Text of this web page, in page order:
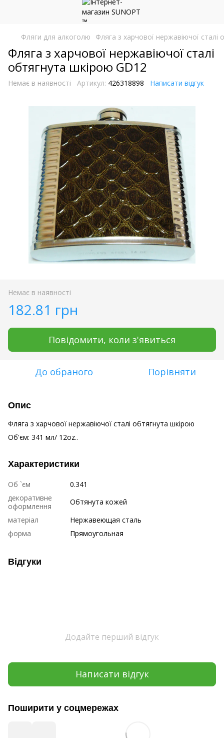
Фляги для алкоголю Фляга з харчової нержавіючої сталі
Фляга з харчової нержавіючої сталі
обтягнута шкірою GD12
Немає в наявності Артикул: 426318898 Написати відгук
Немає в наявності
182.81 грн
Повідомити, коли з'явиться
До обраного Порівняти
Опис
Фляга з харчової нержавіючої сталі обтягнута шкірою
Об'єм: 341 мл/ 12oz..
Характеристики
Об `єм
0.341
декоративне
оформлення
Обтянута кожей
матеріал
Нержавеющая сталь
форма
Прямоугольная
Відгуки
Додайте перший відгук
Написати відгук
Поширити у соцмережах